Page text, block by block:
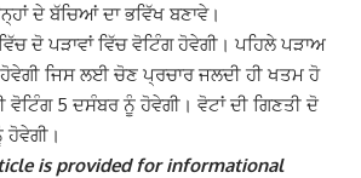
ਦੇ ਬੱਚਿਆਂ ਦਾ ਭਵਿੱਖ ਬਣਾਵੇ।
ਦੋ ਪੜਾਵਾਂ ਵਿੱਚ ਵੋਟਿੰਗ ਹੋਵੇਗੀ। ਪਹਿਲੇ ਪੜਾਅ
ਜਿਸ ਲਈ ਚੋਣ ਪ੍ਰਚਾਰ ਜਲਦੀ ਹੀ ਖਤਮ ਹੋ
ਵੋਟਿੰਗ 5 ਦਸੰਬਰ ਨੂੰ ਹੋਵੇਗੀ। ਵੋਟਾਂ ਦੀ ਗਿਣਤੀ ਦੋ
is provided for informational